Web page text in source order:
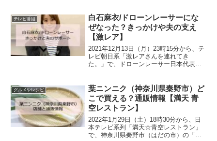
ニメ＋コスプレ＋ポールダンスを合わせ
たアニポールもしていま...
テレビ番組
白石麻衣/ドローンレーサーにな
ぜなった？きっかけや夫の支え
【激レア】
2021年12月13日（月）23時15分から、テ
レビ朝日系「激レアさんを連れてき
た。」で、ドローンレーサー日本代表の
ーンの世界で活躍しているのでしょう
か？夫はどんな人な...
グルメやレシピ
葉ニンニク（神奈川県秦野市）ど
こで買える？通販情報【満天 青
空レストラン】
2022年1月29日（土）18時30分から、日
本テレビ系列「満天☆青空レストラン」
で、神奈川県秦野市（はだの市）の「葉